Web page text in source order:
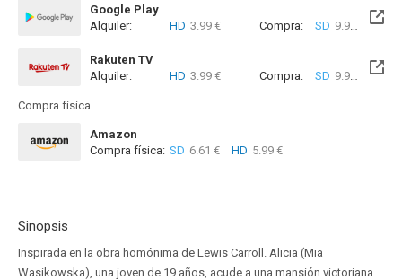
Google Play
Alquiler:
HD 3.99 € Compra: SD 9.99 € HD
Rakuten TV
Alquiler:
HD 3.99 € Compra: SD 9.99 € HD
Compra física
Amazon
Compra física: SD 6.61 € HD 5.99 €
Sinopsis
Inspirada en la obra homónima de Lewis Carroll. Alicia (Mia
Wasikowska), una joven de 19 años, acude a una mansión victoriana